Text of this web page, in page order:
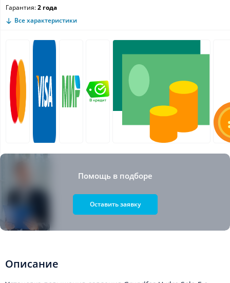
Гарантия:2 года
Все характеристики
Помощь в подборе
Оставить заявку
Описание